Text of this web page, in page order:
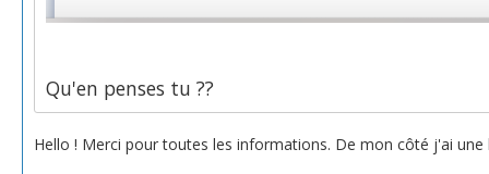
Qu'en penses tu ??
Hello ! Merci pour toutes les informations. De mon côté j'ai